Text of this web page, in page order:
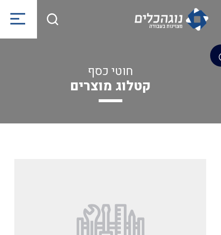
חוטי כסף
קטלוג מוצרים